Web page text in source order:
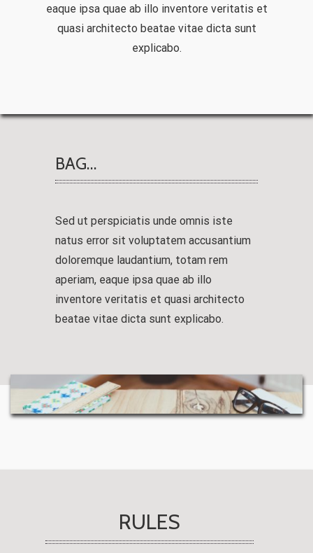
eaque ipsa quae ab illo inventore veritatis et
quasi architecto beatae vitae dicta sunt
explicabo.
BAG…
Sed ut perspiciatis unde omnis iste
natus error sit voluptatem accusantium
doloremque laudantium, totam rem
aperiam, eaque ipsa quae ab illo
inventore veritatis et quasi architecto
beatae vitae dicta sunt explicabo.
RULES